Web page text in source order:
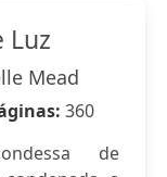
Luz
Mead
360
de